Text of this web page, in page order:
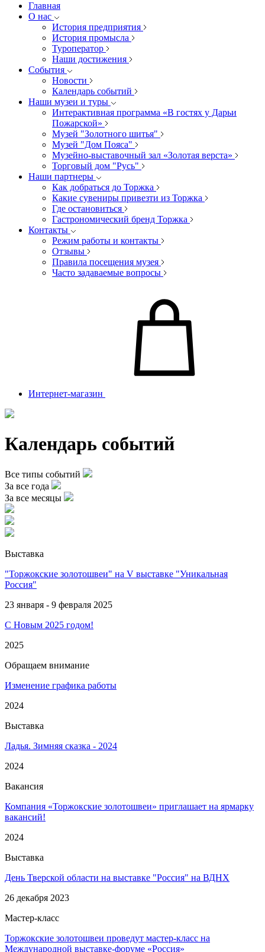
Главная
О нас
История предприятия
История промысла
Туроператор
Наши достижения
События
Новости
Календарь событий
Наши музеи и туры
Интерактивная программа «В гостях у Дарьи
Пожарской»
Музей "Золотного шитья"
Музей "Дом Пояса"
Музейно-выставочный зал «Золотая верста»
Торговый дом "Русь"
Наши партнеры
Как добраться до Торжка
Какие сувениры привезти из Торжка
Где остановиться
Гастрономический бренд Торжка
Контакты
Режим работы и контакты
Отзывы
Правила посещения музея
Часто задаваемые вопросы
Интернет-магазин
Календарь событий
Все типы событий
За все года
За все месяцы
Выставка
"Торжокские золотошвеи" на V выставке "Уникальная
Россия"
23 января - 9 февраля 2025
С Новым 2025 годом!
2025
Обращаем внимание
Изменение графика работы
2024
Выставка
Ладья. Зимняя сказка - 2024
2024
Вакансия
Компания «Торжокские золотошвеи» приглашает на ярмарку
вакансий!
2024
Выставка
День Тверской области на выставке "Россия" на ВДНХ
26 декабря 2023
Мастер-класс
Торжокские золотошвеи проведут мастер-класс на
Международной выставке-форуме «Россия»